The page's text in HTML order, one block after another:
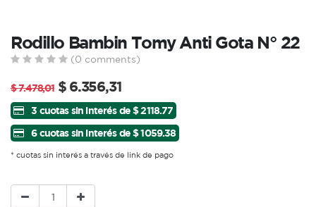
Rodillo Bambin Tomy Anti Gota N° 22
(0 comments)
$7.478,01 $ 6.356,31
3 cuotas sin interés de $ 2118.77
6 cuotas sin interés de $ 1059.38
* cuotas sin interés a través de link de pago